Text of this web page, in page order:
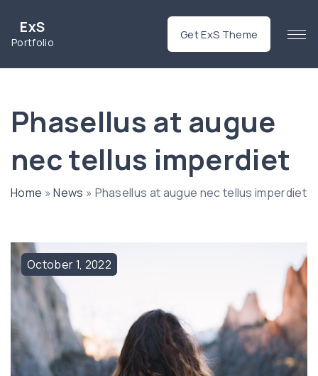
p
ExS
Portfolio
Get ExS Theme
Phasellus at augue
nec tellus imperdiet
Home »News » Phasellus at augue nec tellus imperdiet
October1, 2022